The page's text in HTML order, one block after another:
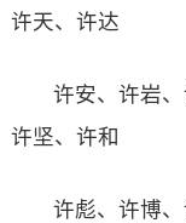
许天、许达
许安、许岩
许坚、许和
许彪、许博